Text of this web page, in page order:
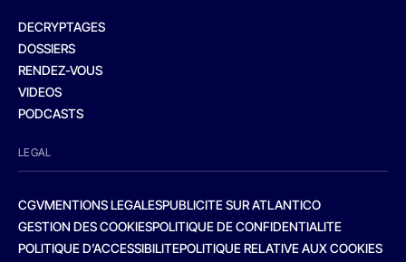
DECRYPTAGES
DOSSIERS
RENDEZ-VOUS
VIDEOS
PODCASTS
LEGAL
CGVMENTIONS LEGALESPUBLICITE SUR ATLANTICO
GESTION DES COOKIESPOLITIQUE DE CONFIDENTIALITE
POLITIQUE D’ACCESSIBILITEPOLITIQUE RELATIVE AUX COOKIES